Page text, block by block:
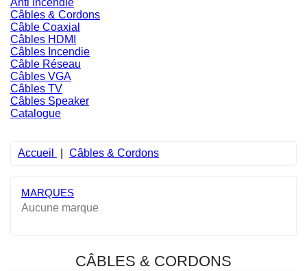
Anti Incendie
Câbles & Cordons
Câble Coaxial
Câbles HDMI
Câbles Incendie
Câble Réseau
Câbles VGA
Câbles TV
Câbles Speaker
Catalogue
Accueil Câbles & Cordons
MARQUES
Aucune marque
CÂBLES & CORDONS